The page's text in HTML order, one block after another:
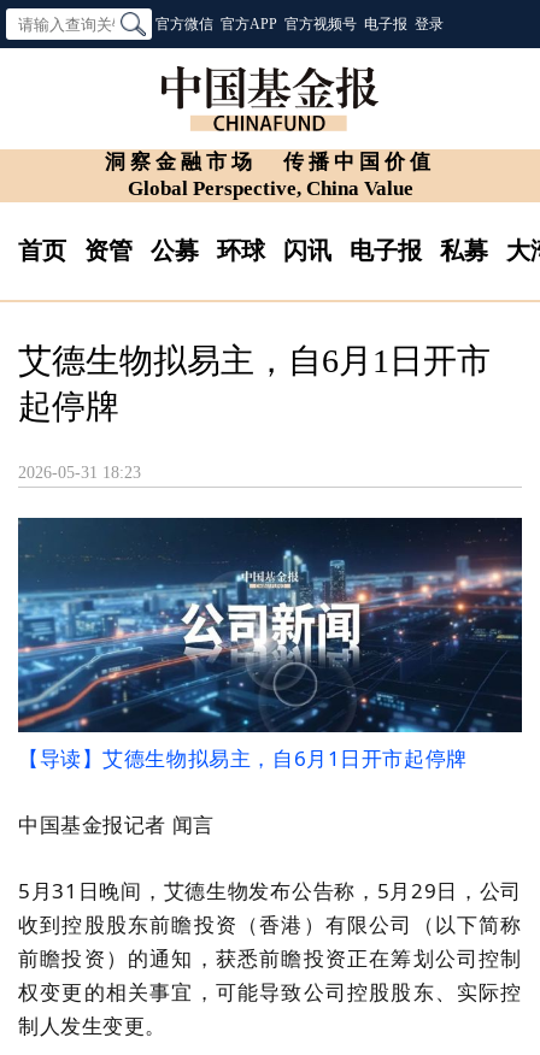
官方微信 官方APP 官方视频号 电子报 登录
洞察金融市场
传播中国价值
Global Perspective, China Value
首页 资管 公募 环球 闪讯 电子报 私募 大
艾德生物拟易主，自6月1日开市
起停牌
2026-05-31 18:23
【导读】艾德生物拟易主 ， 自6月1日开市起停牌
中国基金报记者 闻言
5月31日晚间 ，艾德生物发布公告称，5月29日， 公司
收到控股股东前瞻投资 （香港 ） 有限公司 （以下简称
前瞻投资） 的通知 ， 获悉前瞻投资正在筹划公司控制
权变更的相关事宜，可能导致公司控股股东、实际控
制人发生变更。